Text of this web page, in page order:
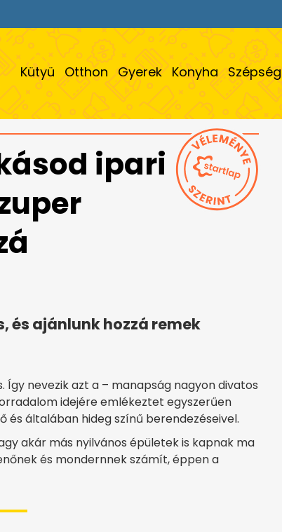
Kütyü Otthon Gyerek Konyha Szépség
ipari
és ajánlunk hozzá remek
Így nevezik azt a – manapság nagyon divatos
idejére emlékeztet egyszerűen
általában hideg színű berendezéseivel.
akár más nyilvános épületek is kapnak ma
és mondernnek számít, éppen a